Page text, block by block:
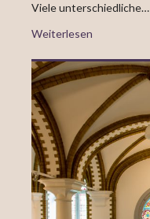
Viele unterschiedliche…
Weiterlesen